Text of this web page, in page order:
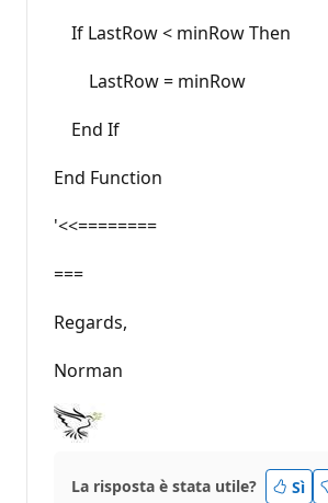
If LastRow < minRow Then
LastRow = minRow
End If
End Function
'<<========
===
Regards,
Norman
La risposta è stata utile? Sì